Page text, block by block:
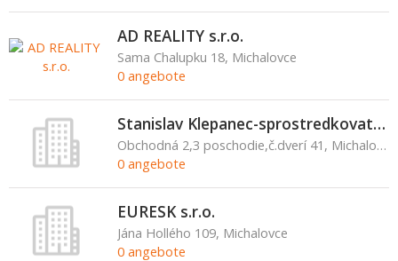
AD REALITY s.r.o.
Sama Chalupku 18, Michalovce
0 angebote
Stanislav Klepanec-sprostredkovateľ obchodu a služieb
Obchodná 2,3 poschodie,č.dverí 41, Michalovce
0 angebote
EURESK s.r.o.
Jána Hollého 109, Michalovce
0 angebote